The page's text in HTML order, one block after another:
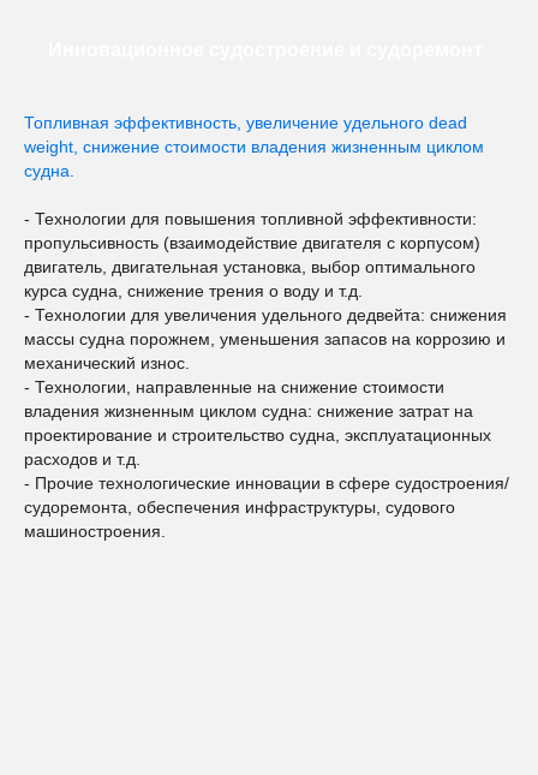
Топливная эффективность, увеличение удельного dead
weight, снижение стоимости владения жизненным циклом
судна.
- Технологии для повышения топливной эффективности:
пропульсивность (взаимодействие двигателя с корпусом)
двигатель, двигательная установка, выбор оптимального
курса судна, снижение трения о воду и т.д.
- Технологии для увеличения удельного дедвейта: снижения
массы судна порожнем, уменьшения запасов на коррозию и
механический износ.
- Технологии, направленные на снижение стоимости
владения жизненным циклом судна: снижение затрат на
проектирование и строительство судна, эксплуатационных
расходов и т.д.
- Прочие технологические инновации в сфере судостроения/
судоремонта, обеспечения инфраструктуры, судового
машиностроения.